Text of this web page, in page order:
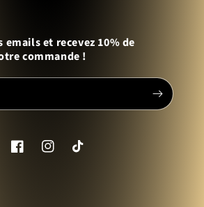
emails et recevez 10% de
commande !
FacebookInstagramTikTok